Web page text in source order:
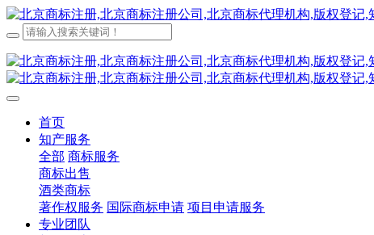
首页
知产服务
全部 商标服务
商标出售
酒类商标
著作权服务 国际商标申请 项目申请服务
专业团队